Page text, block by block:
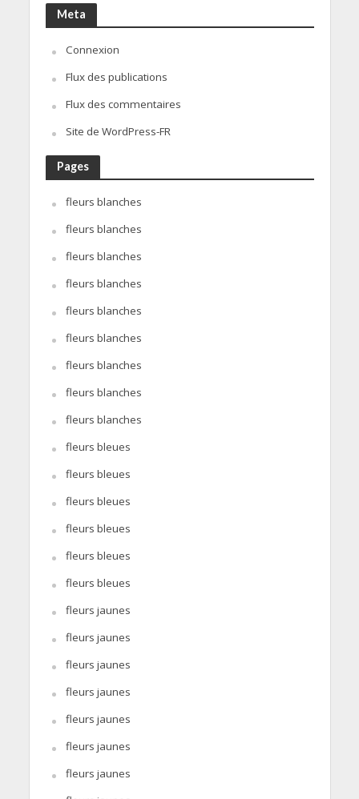
Meta
Connexion
Flux des publications
Flux des commentaires
Site de WordPress-FR
Pages
fleurs blanches
fleurs blanches
fleurs blanches
fleurs blanches
fleurs blanches
fleurs blanches
fleurs blanches
fleurs blanches
fleurs blanches
fleurs bleues
fleurs bleues
fleurs bleues
fleurs bleues
fleurs bleues
fleurs bleues
fleurs jaunes
fleurs jaunes
fleurs jaunes
fleurs jaunes
fleurs jaunes
fleurs jaunes
fleurs jaunes